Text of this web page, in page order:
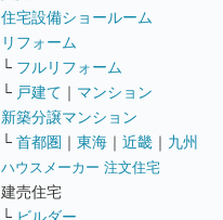
住宅設備ショールーム
リフォーム
└ フルリフォーム
└ 戸建て ｜ マンション
新築分譲マンション
└ 首都圏 ｜ 東海 ｜ 近畿 ｜ 九州
ハウスメーカー 注文住宅
建売住宅